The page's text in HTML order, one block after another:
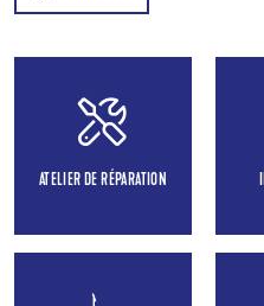
ATELIER DE RÉPARATION